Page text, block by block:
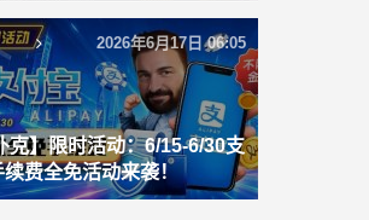
克】限时活动：6/15-6/30支
费全免活动来袭！
2026年6月17日 06:05